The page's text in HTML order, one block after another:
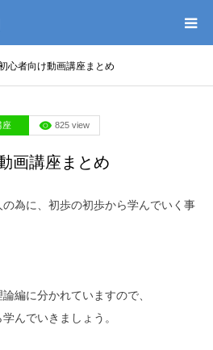
心者向け動画講座まとめ
座 825 view
画講座まとめ
為に、初歩の初歩から学んでいく事
編に分かれていますので、
んでいきましょう。